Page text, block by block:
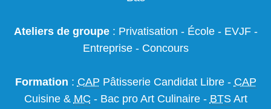
Ateliers de groupe: Privatisation - École - EVJF-
Entreprise- Concours
Formation : CAP Pâtisserie Candidat Libre- CAP
Cuisine & MC - Bac pro Art Culinaire - BTSArt